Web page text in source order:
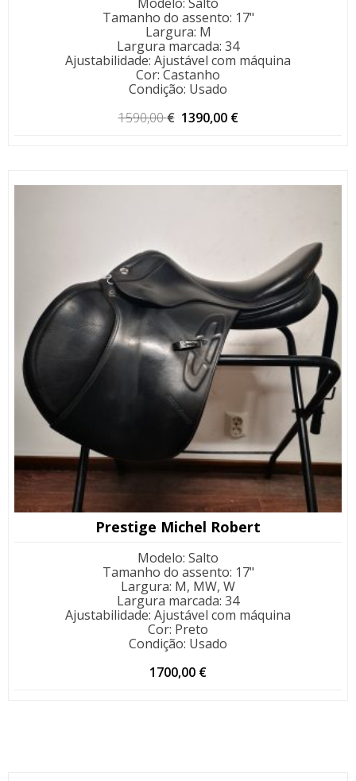
Tamanho do assento: 17"
Largura: M
Largura marcada: 34
Ajustabilidade: Ajustável com máquina
Cor: Castanho
Condição: Usado
1590,00€ O
1390,00 €
Prestige Michel Robert
Modelo: Salto
Tamanho do assento: 17"
Largura: M, MW, W
Largura marcada: 34
Ajustabilidade: Ajustável com máquina
Cor: Preto
Condição: Usado
1700,00 €